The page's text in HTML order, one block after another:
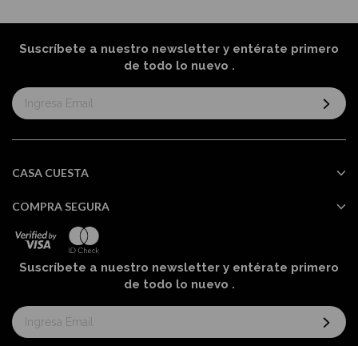
Suscríbete a nuestro newsletter y entérate primero
de todo lo nuevo .
Suscríbase
al
informativo:
CASA CUESTA
COMPRA SEGURA
Suscríbete a nuestro newsletter y entérate primero
de todo lo nuevo .
Suscríbase
al